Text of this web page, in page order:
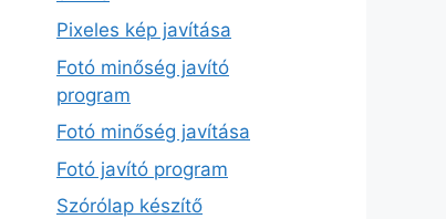
Pixeles kép javítása
Fotó minőség javító
program
Fotó minőség javítása
Fotó javító program
Szórólap készítő